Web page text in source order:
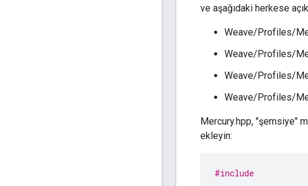
ve aşağıdaki herkese
Weave/Profiles/
Weave/Profiles/
Weave/Profiles/
Weave/Profiles/
Mercury.hpp, "şemsiye"
ekleyin:
#include